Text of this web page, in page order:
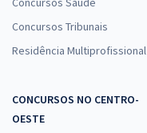
Concursos Tribunais
Residência Multiprofissional
CONCURSOS NO CENTRO-
OESTE